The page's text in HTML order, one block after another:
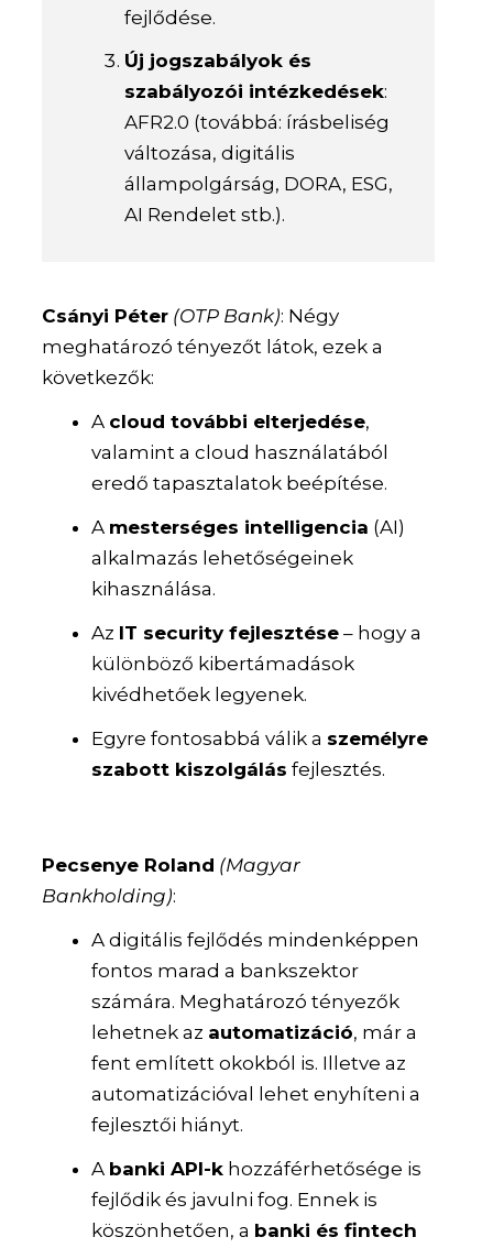
fejlődése.
Új jogszabályok és
szabályozói intézkedések:
AFR2.0 (továbbá: írásbeliség
változása, digitális
állampolgárság, DORA, ESG,
AI Rendelet stb.).
Csányi Péter (OTP Bank): Négy
meghatározó tényezőt látok, ezek a
következők:
A cloud további elterjedése,
valamint a cloud használatából
eredő tapasztalatok beépítése.
A mesterséges intelligencia (AI)
alkalmazás lehetőségeinek
kihasználása.
Az IT security fejlesztése – hogy a
különböző kibertámadások
kivédhetőek legyenek.
Egyre fontosabbá válik a személyre
szabott kiszolgálás fejlesztés.
Pecsenye Roland (Magyar
Bankholding):
A digitális fejlődés mindenképpen
fontos marad a bankszektor
számára. Meghatározó tényezők
lehetnek az automatizáció, már a
fent említett okokból is. Illetve az
automatizációval lehet enyhíteni a
fejlesztői hiányt.
A banki API-k hozzáférhetősége is
fejlődik és javulni fog. Ennek is
köszönhetően, a banki és fintech